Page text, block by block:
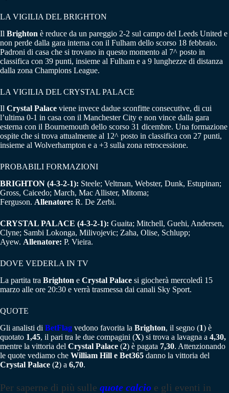
LA VIGILIA DEL BRIGHTON
Il Brighton è reduce da un pareggio 2-2 sul campo del Leeds United e
non perde dalla gara interna con il Fulham dello scorso 18 febbraio.
Padroni di casa che si trovano in questo momento al 7^ posto in
classifica con 39 punti, insieme al Fulham e a 9 lunghezze di distanza
dalla zona Champions League.
LA VIGILIA DEL CRYSTAL PALACE
Il Crystal Palace viene invece dadue sconfitte consecutive, di cui
l’ultima 0-1 in casa con il Manchester City e non vince dalla gara
esterna con il Bournemouth dello scorso 31 dicembre. Una formazione
ospite che si trova attualmente al 12^ posto in classifica con 27 punti,
insieme al Wolverhampton e a +3 sulla zona retrocessione.
PROBABILI FORMAZIONI
BRIGHTON (4-3-2-1): Steele; Veltman, Webster, Dunk, Estupinan;
Gross, Caicedo; March, Mac Allister, Mitoma;
Ferguson. Allenatore: R. De Zerbi.
CRYSTAL PALACE (4-3-2-1): Guaita; Mitchell, Guehi, Andersen,
Clyne; Sambi Lokonga, Milivojevic; Zaha, Olise, Schlupp;
Ayew. Allenatore: P. Vieira.
DOVE VEDERLA IN TV
La partita tra Brighton e Crystal Palace si giocherà mercoledì 15
marzo alle ore 20:30 e verrà trasmessa dai canali Sky Sport.
QUOTE
Gli analisti di BetFlag vedono favorita la Brighton, il segno (1) è
quotato 1,45, il pari tra le due compagini (X) si trova a lavagna a 4,30,
mentre la vittoria del Crystal Palace (2) è pagata 7,30. Attenzionando
le quote vediamo che William Hill e Bet365 danno la vittoria del
Crystal Palace (2) a 6,70.
Per saperne di più sulle quote calcio e gli eventi in